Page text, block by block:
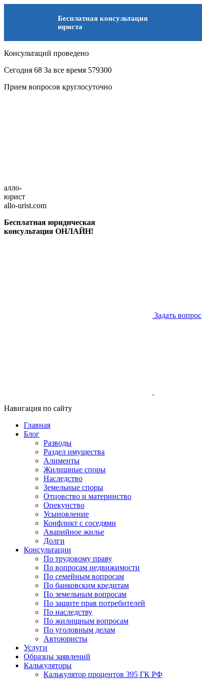
Бесплатная консультация
юриста
Консультаций проведено
Сегодня 68 За все время 579300
Прием вопросов круглосуточно
алло-
юрист
allo-urist.com
Бесплатная юридическая
консультация ОНЛАЙН!
Задать вопрос
Навигация по сайту
Главная
Блог
Разводы
Раздел имущества
Алименты
Жилищные споры
Наследство
Земельные споры
Отцовство и материнство
Опекунство
Усыновление
Конфликт с соседями
Аварийное жилье
Долги
Консультации
По трудовому праву
По вопросам недвижимости
По семейным вопросам
По банковским кредитам
По земельным вопросам
По защите прав потребителей
По наследству
По жилищным вопросам
По уголовным делам
Автоюристы
Услуги
Образцы заявлений
Калькуляторы
Калькулятор процентов 395 ГК РФ